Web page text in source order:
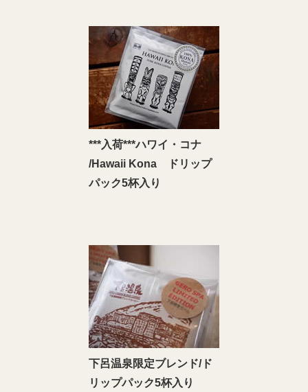
***入荷***ハワイ・コナ
/Hawaii Kona ドリップ
パック5杯入り
下呂温泉限定ブレンド/ド
リップパック5杯入り